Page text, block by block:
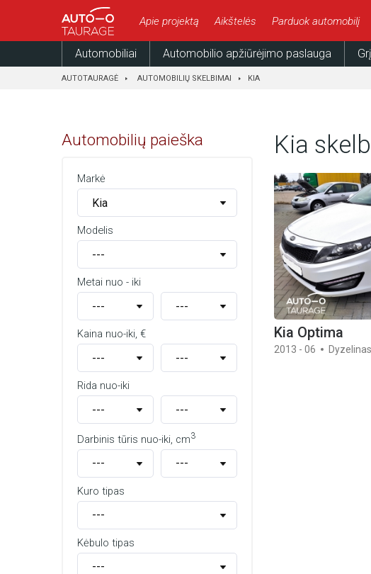
Apie projektą Aikštelės Parduok automobilį
Automobiliai Automobilio apžiūrėjimo paslauga
AUTOTAURAGĖ AUTOMOBILIŲ SKELBIMAI KIA
Automobilių paieška
Markė
Modelis
Metai nuo - iki
Kaina nuo-iki, €
Rida nuo-iki
Darbinis tūris nuo-iki, cm3
Kuro tipas
Kėbulo tipas
Kia
Kia Optima
2013 - 06 Dyzelinas